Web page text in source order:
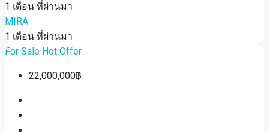
1 เดือน ที่ผ่านมา
MIRA
1 เดือน ที่ผ่านมา
For Sale Hot Offer
22,000,000฿